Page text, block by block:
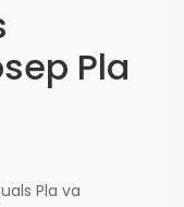
Pla
Pla va